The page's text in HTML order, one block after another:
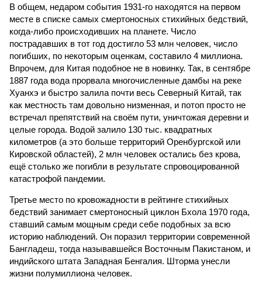
В общем, недаром события 1931-го находятся на первом
месте в списке самых смертоносных стихийных бедствий,
когда-либо происходивших на планете. Число
пострадавших в тот год достигло 53 млн человек, число
погибших, по некоторым оценкам, составило 4 миллиона.
Впрочем, для Китая подобное не в новинку. Так, в сентябре
1887 года вода прорвала многочисленные дамбы на реке
Хуанхэ и быстро залила почти весь Северный Китай, так
как местность там довольно низменная, и потоп просто не
встречал препятствий на своём пути, уничтожая деревни и
целые города. Водой залило 130 тыс. квадратных
километров (а это больше территорий Оренбургской или
Кировской областей), 2 млн человек остались без крова,
ещё столько же погибли в результате спровоцированной
катастрофой пандемии.
Третье место по кровожадности в рейтинге стихийных
бедствий занимает смертоносный циклон Бхола 1970 года,
ставший самым мощным среди себе подобных за всю
историю наблюдений. Он поразил территории современной
Бангладеш, тогда называвшейся Восточным Пакистаном, и
индийского штата Западная Бенгалия. Шторма унесли
жизни полумиллиона человек.